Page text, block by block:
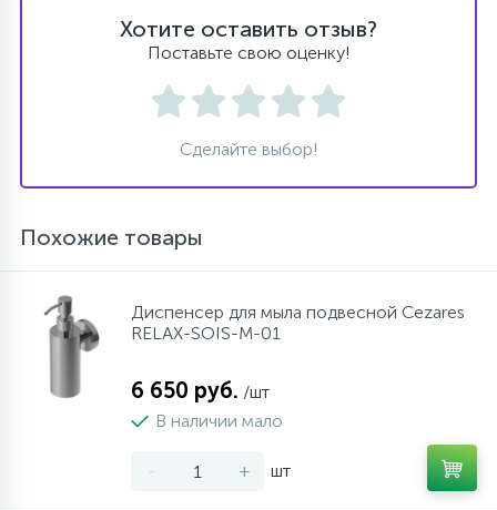
Хотите оставить отзыв?
Поставьте свою оценку!
Сделайте выбор!
Похожие товары
Диспенсер для мыла подвесной Cezares
RELAX-SOIS-M-01
6 650 руб. /шт
В наличии мало
- + шт